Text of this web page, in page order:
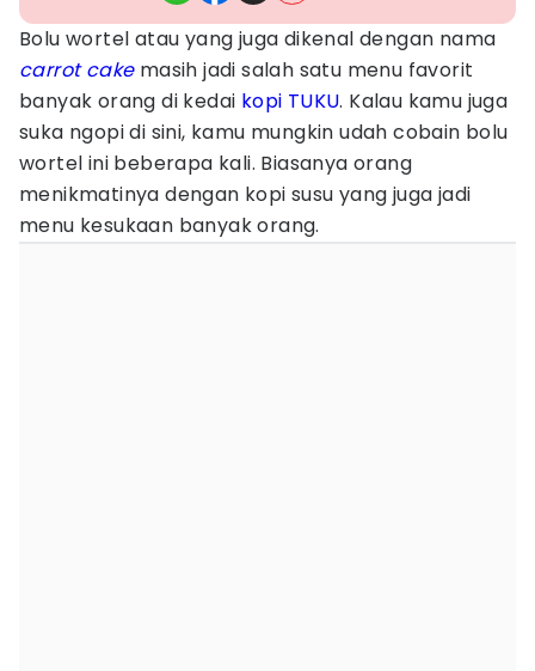
Bolu wortel atau yang juga dikenal dengan nama
carrot cakemasih jadi salah satu menu favorit
banyak orang di kedai kopi TUKU. Kalau kamu juga
suka ngopi di sini, kamu mungkin udah cobain bolu
wortel ini beberapa kali. Biasanya orang
menikmatinya dengan kopi susu yang juga jadi
menu kesukaan banyak orang.